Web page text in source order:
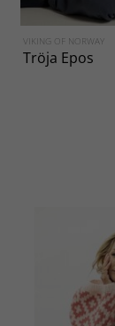
VIKING OF NORWAY
Tröja Epos